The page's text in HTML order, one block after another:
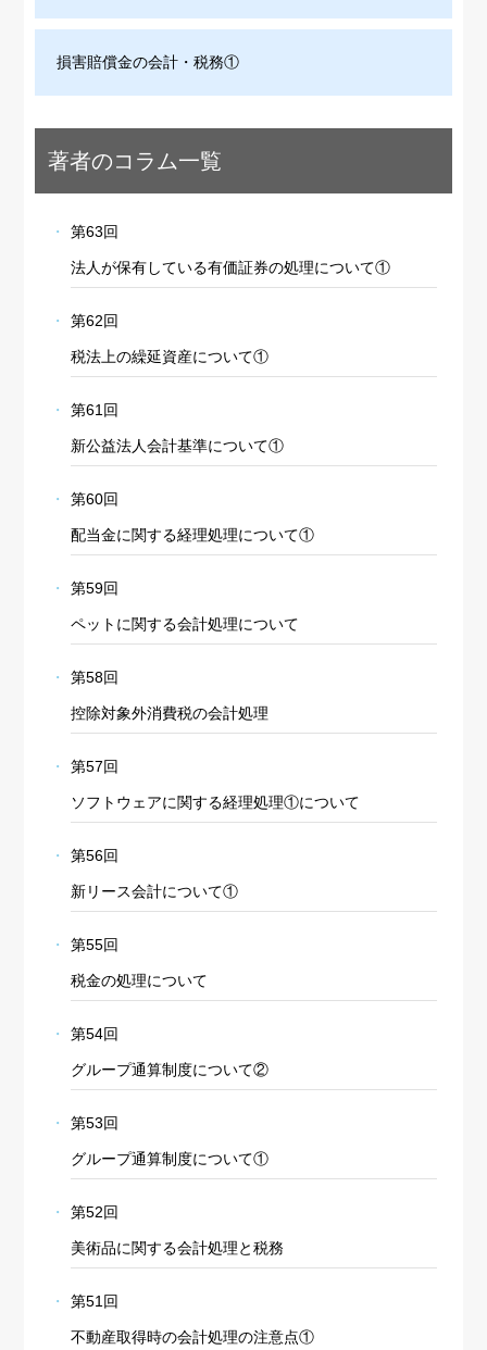
損害賠償金の会計・税務①
著者のコラム一覧
第63回
法人が保有している有価証券の処理について①
第62回
税法上の繰延資産について①
第61回
新公益法人会計基準について①
第60回
配当金に関する経理処理について①
第59回
ペットに関する会計処理について
第58回
控除対象外消費税の会計処理
第57回
ソフトウェアに関する経理処理①について
第56回
新リース会計について①
第55回
税金の処理について
第54回
グループ通算制度について②
第53回
グループ通算制度について①
第52回
美術品に関する会計処理と税務
第51回
不動産取得時の会計処理の注意点①